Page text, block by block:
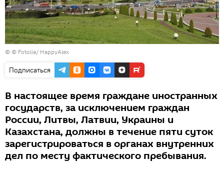
© © Fotolia/ HappyAlex
Подписаться
В настоящее время граждане иностранных
государств, за исключением граждан
России, Литвы, Латвии, Украины и
Казахстана, должны в течение пяти суток
зарегистрироваться в органах внутренних
дел по месту фактического пребывания.